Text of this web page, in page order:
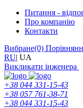
Питання -
Про компанію
Контакти
Вибране(0)
RU| UA
Викликати інженера
+38 044 331-15-43
+38 057 761-38-71
+38 044 331-15-43